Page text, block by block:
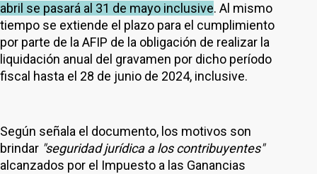
abril se pasará al 31 de mayo inclusive. Al mismo
tiempo se extiende el plazo para el cumplimiento
por parte de la AFIP de la obligación de realizar la
liquidación anual del gravamen por dicho período
fiscal hasta el 28 de junio de 2024, inclusive.
Según señala el documento, los motivos son
brindar "seguridad jurídica a los contribuyentes"
alcanzados por el Impuesto a las Ganancias